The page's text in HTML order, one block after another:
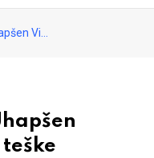
optužbe teške